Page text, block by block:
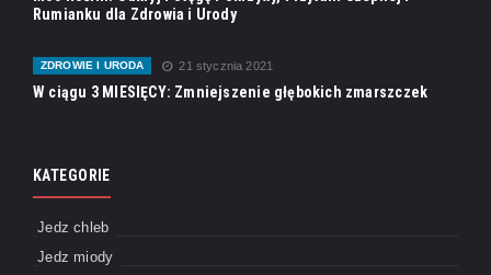
Rumianku dla Zdrowia i Urody
ZDROWIE I URODA 21 stycznia 2021
W ciągu 3 MIESIĘCY: Zmniejszenie głębokich zmarszczek
KATEGORIE
Jedz chleb
Jedz miody